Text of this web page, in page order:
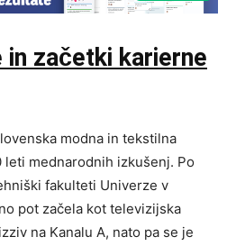
in začetki karierne
modna in tekstilna
mednarodnih izkušenj. Po
fakulteti Univerze v
pot začela kot televizijska
na Kanalu A, nato pa se je